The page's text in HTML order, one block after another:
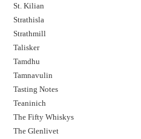
St. Kilian
Strathisla
Strathmill
Talisker
Tamdhu
Tamnavulin
Tasting Notes
Teaninich
The Fifty Whiskys
The Glenlivet